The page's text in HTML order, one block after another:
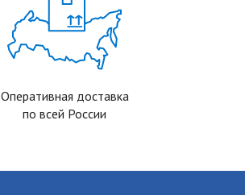
Оперативная доставка
по всей России